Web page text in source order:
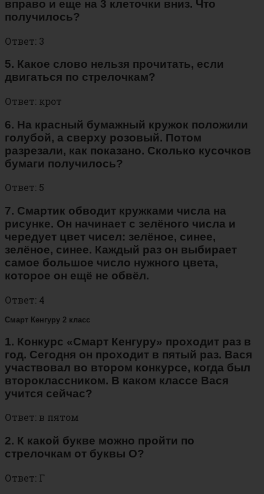
вправо и еще на 3 клеточки вниз. Что
получилось?
Ответ: 3
5. Какое слово нельзя прочитать, если
двигаться по стрелочкам?
Ответ: крот
6. На красный бумажный кружок положили
голубой, а сверху розовый. Потом
разрезали, как показано. Сколько кусочков
бумаги получилось?
Ответ: 5
7. Смартик обводит кружками числа на
рисунке. Он начинает с зелёного числа и
чередует цвет чисел: зелёное, синее,
зелёное, синее. Каждый раз он выбирает
самое большое число нужного цвета,
которое он ещё не обвёл.
Ответ: 4
Смарт Кенгуру 2 класс
1. Конкурс «Смарт Кенгуру» проходит раз в
год. Сегодня он проходит в пятый раз. Вася
участвовал во втором конкурсе, когда был
второклассником. В каком классе Вася
учится сейчас?
Ответ: в пятом
2. К какой букве можно пройти по
стрелочкам от буквы О?
Ответ: Г